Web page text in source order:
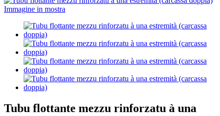
Tubu flottante mezzu rinforzatu à una